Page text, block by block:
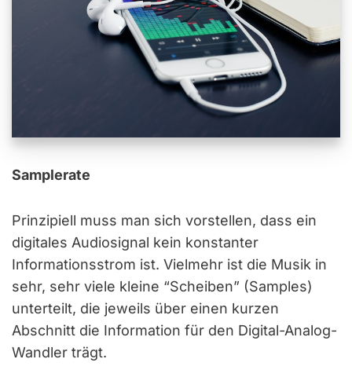
Samplerate
Prinzipiell muss man sich vorstellen, dass ein
digitales Audiosignal kein konstanter
Informationsstrom ist. Vielmehr ist die Musik in
sehr, sehr viele kleine “Scheiben” (Samples)
unterteilt, die jeweils über einen kurzen
Abschnitt die Information für den Digital-Analog-
Wandler trägt.